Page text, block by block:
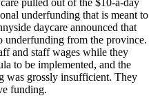
pulled out of the $10-a-day
underfunding that is meant to
daycare announced that
underfunding from the province.
and staff wages while they
to be implemented, and the
was grossly insufficient. They
funding.